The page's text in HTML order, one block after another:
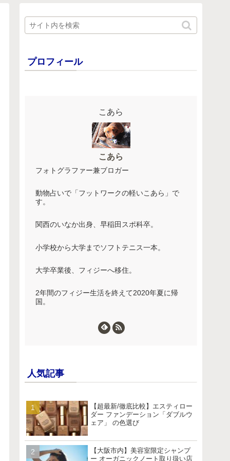
プロフィール
こあら
こあら
フォトグラファー兼ブロガー
動物占いで「フットワークの軽いこあら」で
す。
関西のいなか出身、早稲田スポ科卒。
小学校から大学までソフトテニス一本。
大学卒業後、フィジーへ移住。
2年間のフィジー生活を終えて2020年夏に帰
国。
人気記事
【超最新/徹底比較】エスティロー
ダー ファンデーション「ダブルウ
ェア」 の色選び
【大阪市内】美容室限定シャンプ
ー オーガニックノート取り扱い店